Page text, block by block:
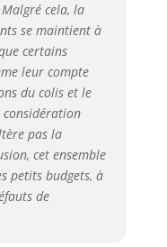
cela, la
se maintient à
certains
leur compte
du colis et le
considération
pas la
cet ensemble
petits budgets, à
de